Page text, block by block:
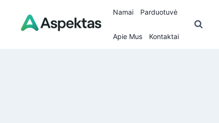
content
Namai Parduotuvė
Apie Mus Kontaktai